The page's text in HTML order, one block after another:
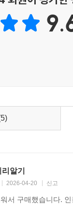
알기
2026-04-20 신고
서 구매했습니다.